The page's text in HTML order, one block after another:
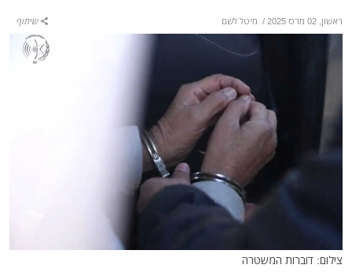
ראשון, 02 מרס 2025 / מיטל לשם שיתוף
צילום: דוברות המשטרה